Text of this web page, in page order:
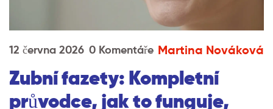
12 června 2026 0 Komentáře Martina Nováková
Zubní fazety: Kompletní
průvodce, jak to funguje,